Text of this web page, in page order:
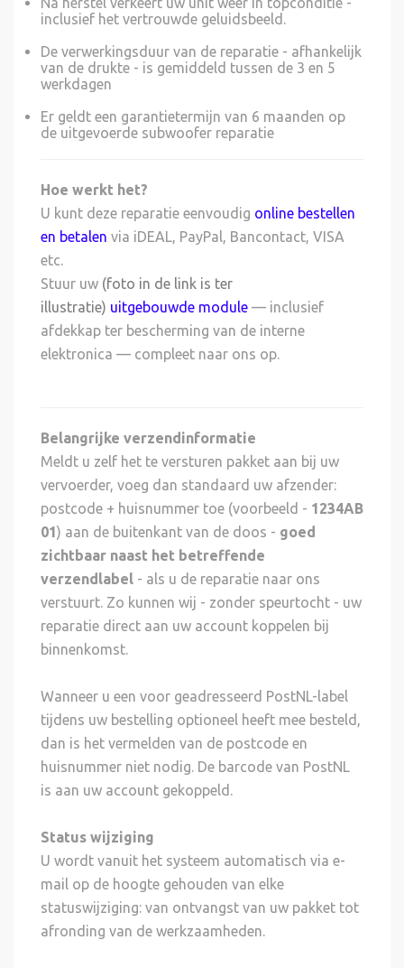
inclusief het vertrouwde geluidsbeeld.
De verwerkingsduur van de reparatie - afhankelijk
van de drukte - is gemiddeld tussen de 3 en 5
werkdagen
Er geldt een garantietermijn van 6 maanden op
de uitgevoerde subwoofer reparatie
Hoe werkt het?
U kunt deze reparatie eenvoudig online bestellen
en betalen via iDEAL, PayPal, Bancontact, VISA
etc.
Stuur uw (foto in de link is ter
illustratie) uitgebouwde module — inclusief
afdekkap ter bescherming van de interne
elektronica — compleet naar ons op.
Belangrijke verzendinformatie
Meldt u zelf het te versturen pakket aan bij uw
vervoerder, voeg dan standaard uw afzender:
postcode + huisnummer toe (voorbeeld - 1234AB
01) aan de buitenkant van de doos - goed
zichtbaar naast het betreffende
verzendlabel - als u de reparatie naar ons
verstuurt. Zo kunnen wij - zonder speurtocht - uw
reparatie direct aan uw account koppelen bij
binnenkomst.
Wanneer u een voor geadresseerd PostNL-label
tijdens uw bestelling optioneel heeft mee besteld,
dan is het vermelden van de postcode en
huisnummer niet nodig. De barcode van PostNL
is aan uw account gekoppeld.
Status wijziging
U wordt vanuit het systeem automatisch via e-
mail op de hoogte gehouden van elke
statuswijziging: van ontvangst van uw pakket tot
afronding van de werkzaamheden.